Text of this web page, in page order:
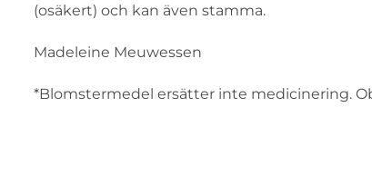
(osäkert) och kan även stamma.
Madeleine Meuwessen
*Blomstermedel ersätter inte medicinering.